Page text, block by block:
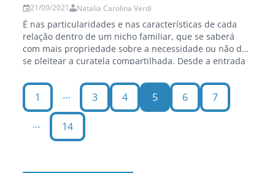
21/09/2021 Natalia Carolina Verdi
É nas particularidades e nas características de cada
relação dentro de um nicho familiar, que se saberá
com mais propriedade sobre a necessidade ou não de
se pleitear a curatela compartilhada. Desde a entrada
Federal n.º 13.146/2015) que alterou o ordenamento
jurídico vigente em alguns aspectos,…
1 … 3 4 5 6
7
…
14